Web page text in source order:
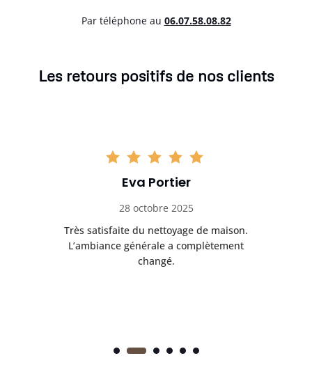
Par téléphone au 06.07.58.08.82
Les retours positifs de nos clients
Eva Portier
28 octobre 2025
Très satisfaite du nettoyage de maison.
L’ambiance générale a complètement
changé.